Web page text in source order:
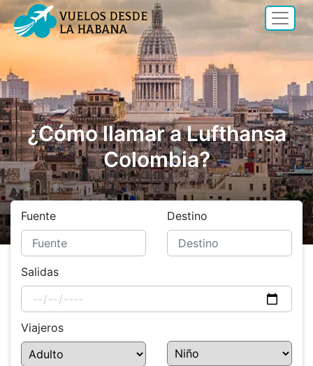
¿Cómo llamar a Lufthansa
Colombia?
Fuente Destino
Salidas
Viajeros